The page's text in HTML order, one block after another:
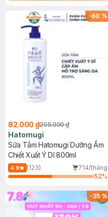
(SL có hạn)
-60 %
82.000 ₫205.000 ₫
Hatomugi
Sữa Tắm Hatomugi Dưỡng Ẩm
Chiết Xuất Ý Dĩ 800ml
4.9 (123)
714/tháng
52%
-35%